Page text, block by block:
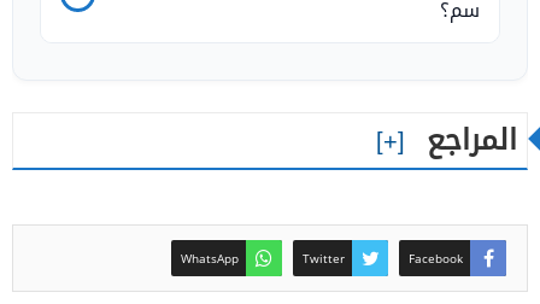
سم؟
المراجع
Facebook
Twitter
WhatsApp